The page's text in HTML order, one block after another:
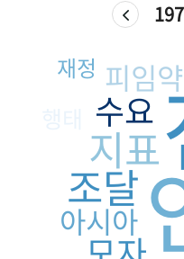
지표
조달
수요
아시아
피임약
재정